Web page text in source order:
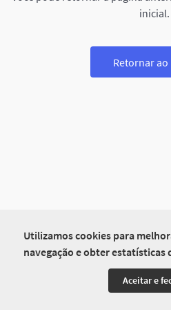
Utilizamos cookies para
navegação e obter estatísticas
Aceitar e
inicial.
Retornar